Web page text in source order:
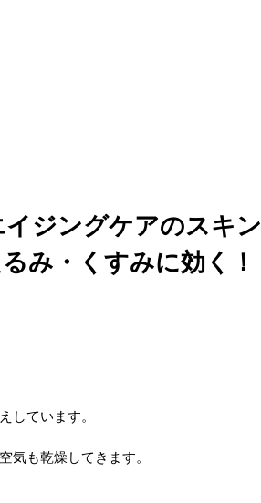
ジングケアのスキ
み・くすみに効く！
しています。
気も乾燥してきます。